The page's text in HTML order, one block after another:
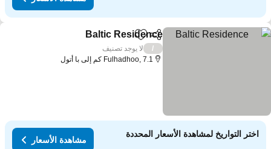
مشاركةAdd to favorites
Baltic Residence
لا يوجد تصنيف
Fulhadhoo, 7.1 كم إلى با أتول
اختر التواريخ لمشاهدة الأسعار المحددة
مشاهدة الأسعار